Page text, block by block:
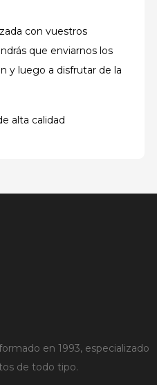
con vuestros
que enviarnos los
y luego a disfrutar de la
alta calidad
en 1993, especializado
de todo tipo.